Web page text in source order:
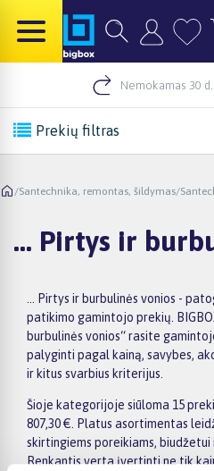
Nemokamas 30
Prekių filtras
/Santechnika, remontas, šildymas/
... Pirtys ir
... Pirtys ir burbulinės vonios -
patikimo gamintojo prekių.
burbulinės vonios“ rasite
palyginti pagal kainą, savybes,
ir kitus svarbius kriterijus.
Šioje kategorijoje siūloma 15
807,30 €. Platus asortimentas
skirtingiems poreikiams, biudžetui
Renkantis verta įvertinti ne tik